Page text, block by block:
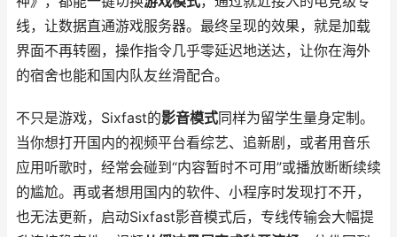
线，让数据直通游戏服务器。最终呈现的效果，就是加载
界面不再转圈，操作指令几乎零延迟地送达，让你在海外
的宿舍也能和国内队友丝滑配合。
不只是游戏，Sixfast的影音模式同样为留学生量身定制。
当你想打开国内的视频平台看综艺、追新剧，或者用音乐
应用听歌时，经常会碰到“内容暂时不可用”或播放断断续续
的尴尬。再或者想用国内的软件、小程序时发现打不开，
也无法更新，启动Sixfast影音模式后，专线传输会大幅提